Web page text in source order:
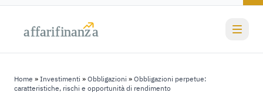
affarifinanza
affarifinanza
Home » Investimenti » Obbligazioni » Obbligazioni perpetue:
caratteristiche, rischi e opportunità di rendimento